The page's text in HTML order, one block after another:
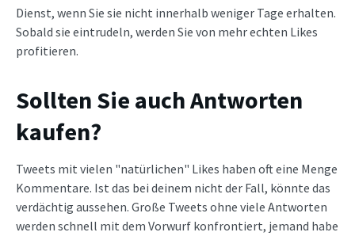
Dienst, wenn Sie sie nicht innerhalb weniger Tage erhalten.
Sobald sie eintrudeln, werden Sie von mehr echten Likes
profitieren.
Sollten Sie auch Antworten
kaufen?
Tweets mit vielen "natürlichen" Likes haben oft eine Menge
Kommentare. Ist das bei deinem nicht der Fall, könnte das
verdächtig aussehen. Große Tweets ohne viele Antworten
werden schnell mit dem Vorwurf konfrontiert, jemand habe